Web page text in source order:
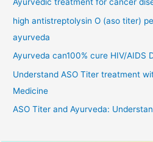
Ayurvedic treatment for cancer
high antistreptolysin O (aso titer)
ayurveda
Ayurveda can100% cure HIV/AIDS
Understand ASO Titer treatment
Medicine
ASO Titer and Ayurveda: